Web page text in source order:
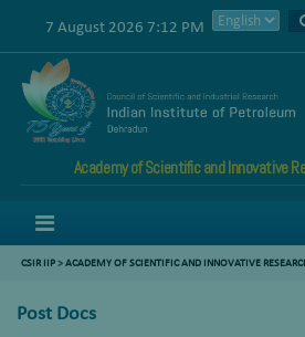
7 August 2026 7:12 PM
Academy of Scientific and Innovative
CSIR IIP>ACADEMY OF SCIENTIFIC AND INNOVATIVE
Post Docs